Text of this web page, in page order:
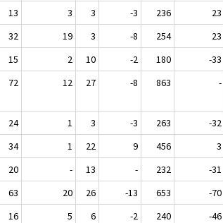
13 3 3 -3 236
23
32 19 3 -8 254
23
15 2 10 -2 180
-33
72 12 27 -8 863 -
24 1 3 -3 263
-32
34 1 22 9 456
3
20 - 13 - 232
-31
63 20 26 -13 653
-70
16 5 6 -2 240
-46